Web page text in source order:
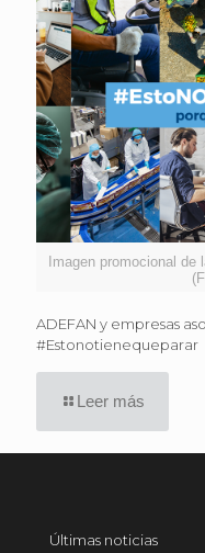
Imagen promocional
ADEFAN y empresas
#Estonotienequeparar
Leer más
Últimas noticias